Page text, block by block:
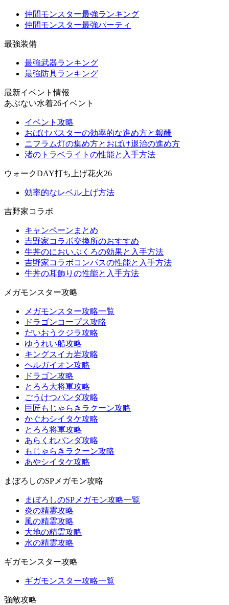
仲間モンスター最強ランキング
仲間モンスター最強パーティ
最強装備
最強武器ランキング
最強防具ランキング
最新イベント情報
あぶない水着26イベント
イベント攻略
おばけバスターの効率的な進め方と報酬
ニフラム灯の集め方とおばけ退治の進め方
渚のトラベライトの性能と入手方法
ウォークDAY打ち上げ花火26
効率的なレベル上げ方法
吉野家コラボ
キャンペーンまとめ
吉野家コラボ交換所のおすすめ
牛丼のにおいぶくろの効果と入手方法
吉野家コラボコンパスの性能と入手方法
牛丼の耳飾りの性能と入手方法
メガモンスター攻略
メガモンスター攻略一覧
ドラゴンコープス攻略
だいおうクジラ攻略
ゆうれい船攻略
キングスイカ岩攻略
ヘルガイオン攻略
ドラゴン攻略
とろろ大将軍攻略
ごうけつパンダ攻略
巨匠もじゃらきラクーン攻略
かぐわシイタケ攻略
とろろ将軍攻略
あらくれパンダ攻略
もじゃらきラクーン攻略
あやシイタケ攻略
まぼろしのSPメガモン攻略
まぼろしのSPメガモン攻略一覧
炎の精霊攻略
風の精霊攻略
大地の精霊攻略
水の精霊攻略
ギガモンスター攻略
ギガモンスター攻略一覧
強敵攻略